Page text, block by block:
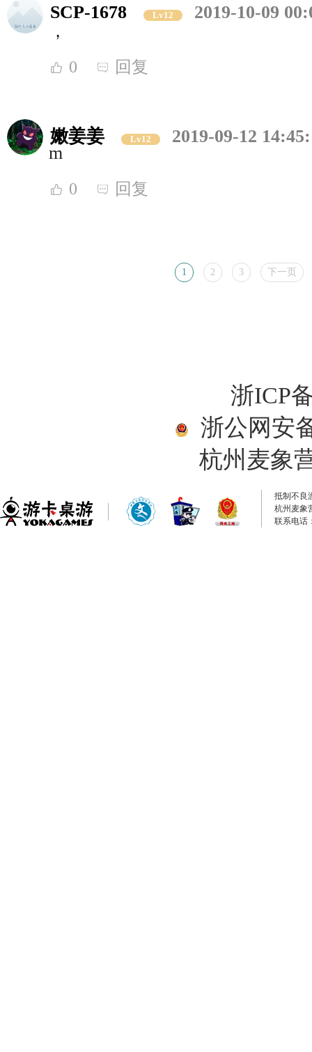
SCP-1678 Lv12
2019-10-09
，
0 回复
嫩姜姜 Lv12
2019-09-12
m
0 回复
1 2 3 下一页
浙ICP
浙公网安
杭州麦象
抵制不良
杭州麦象
联系电话